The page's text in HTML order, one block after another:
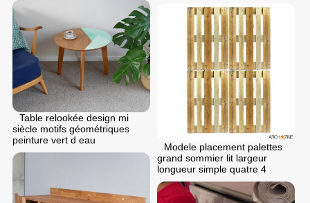
Table relookée design mi
siècle motifs géométriques
peinture vert d eau
Modele placement palettes
grand sommier lit largeur
longueur simple quatre 4